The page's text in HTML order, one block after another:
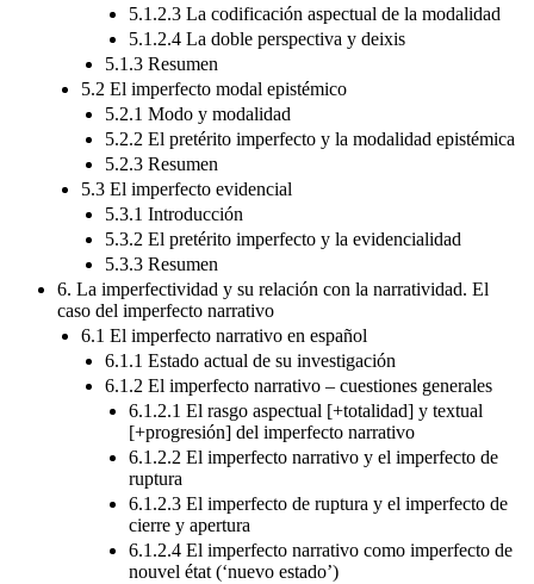
5.1.2.3 La codificación aspectual de la modalidad
5.1.2.4 La doble perspectiva y deixis
5.1.3 Resumen
5.2 El imperfecto modal epistémico
5.2.1 Modo y modalidad
5.2.2 El pretérito imperfecto y la modalidad epistémica
5.2.3 Resumen
5.3 El imperfecto evidencial
5.3.1 Introducción
5.3.2 El pretérito imperfecto y la evidencialidad
5.3.3 Resumen
6. La imperfectividad y su relación con la narratividad. El
caso del imperfecto narrativo
6.1 El imperfecto narrativo en español
6.1.1 Estado actual de su investigación
6.1.2 El imperfecto narrativo – cuestiones generales
6.1.2.1 El rasgo aspectual [+totalidad] y textual
[+progresión] del imperfecto narrativo
6.1.2.2 El imperfecto narrativo y el imperfecto de
ruptura
6.1.2.3 El imperfecto de ruptura y el imperfecto de
cierre y apertura
6.1.2.4 El imperfecto narrativo como imperfecto de
nouvel état (‘nuevo estado’)